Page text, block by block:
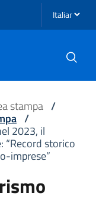
Seleziona
stampa /
/
2023, il
storico
imprese”